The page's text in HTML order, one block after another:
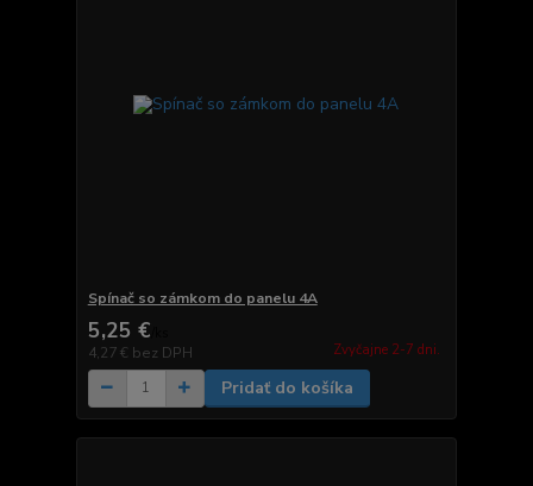
Spínač so zámkom do panelu 4A
5,25 €
4,27 € bez DPH Zvyčajne 2-7 dni.
Pridať do košíka